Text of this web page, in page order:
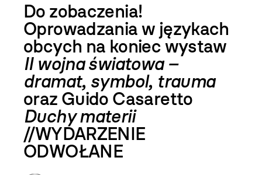
Do zobaczenia!
Oprowadzania w językach
obcych na koniec wystaw
II wojna światowa –
dramat, symbol, trauma
oraz Guido Casaretto
Duchy materii
//WYDARZENIE
ODWOŁANE